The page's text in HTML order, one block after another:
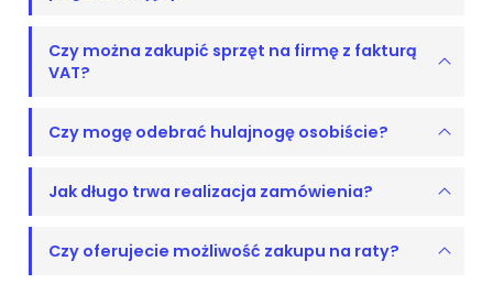
Czy można zakupić sprzęt na firmę z fakturą
VAT?
Czy mogę odebrać hulajnogę osobiście?
Jak długo trwa realizacja zamówienia?
Czy oferujecie możliwość zakupu na raty?